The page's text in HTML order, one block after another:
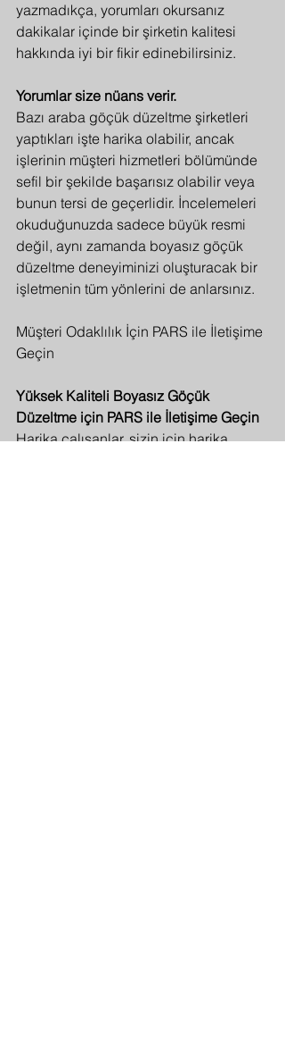
yazmadıkça, yorumları okursanız
dakikalar içinde bir şirketin kalitesi
hakkında iyi bir fikir edinebilirsiniz.
Yorumlar size nüans verir.
Bazı araba göçük düzeltme şirketleri
yaptıkları işte harika olabilir, ancak
işlerinin müşteri hizmetleri bölümünde
sefil bir şekilde başarısız olabilir veya
bunun tersi de geçerlidir. İncelemeleri
okuduğunuzda sadece büyük resmi
değil, aynı zamanda boyasız göçük
düzeltme deneyiminizi oluşturacak bir
işletmenin tüm yönlerini de anlarsınız.
Müşteri Odaklılık İçin PARS ile İletişime
Geçin
Yüksek Kaliteli Boyasız Göçük
Düzeltme için PARS ile İletişime Geçin
Harika çalışanlar, sizin için harika